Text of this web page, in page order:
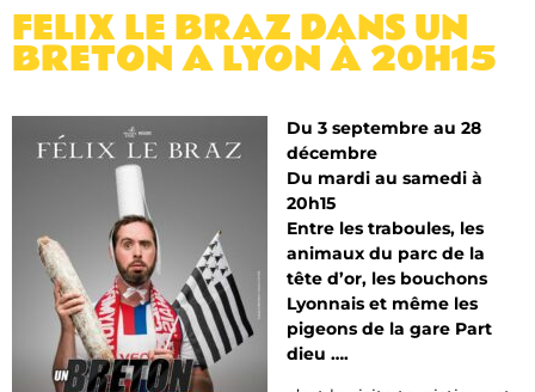
FELIX LE BRAZ DANS UN
BRETON A LYON À 20H15
Du 3 septembre au 28
décembre
Du mardi au samedi à
20h15
Entre les traboules, les
animaux du parc de la
tête d’or, les bouchons
Lyonnais et même les
pigeons de la gare Part
dieu ….